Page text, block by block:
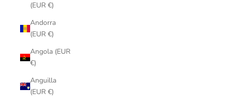
(EUR €)
Andorra
(EUR €)
Angola (EUR
€)
Anguilla
(EUR €)